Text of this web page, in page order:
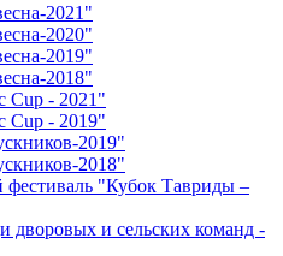
2021"
2020"
2019"
2018"
Cup - 2021"
Cup - 2019"
2019"
2018"
"Кубок Тавриды –
дворовых и сельских команд -